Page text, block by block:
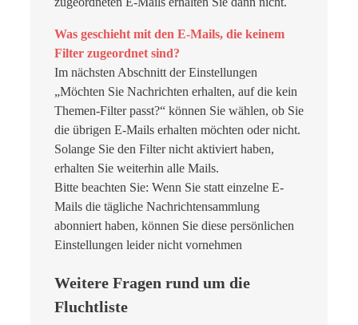
Was geschieht mit den E-Mails, die keinem
Filter zugeordnet sind?
Im nächsten Abschnitt der Einstellungen
„Möchten Sie Nachrichten erhalten, auf die kein
Themen-Filter passt?“ können Sie wählen, ob Sie
die übrigen E-Mails erhalten möchten oder nicht.
Solange Sie den Filter nicht aktiviert haben,
erhalten Sie weiterhin alle Mails.
Bitte beachten Sie: Wenn Sie statt einzelne E-
Mails die tägliche Nachrichtensammlung
abonniert haben, können Sie diese persönlichen
Einstellungen leider nicht vornehmen
Weitere Fragen rund um die
Fluchtliste